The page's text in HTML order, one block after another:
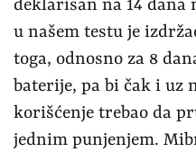
deklarisan na 14 dana
u našem testu je
toga, odnosno za 8
baterije, pa bi čak i uz
korišćenje trebao da
jednim punjenjem.